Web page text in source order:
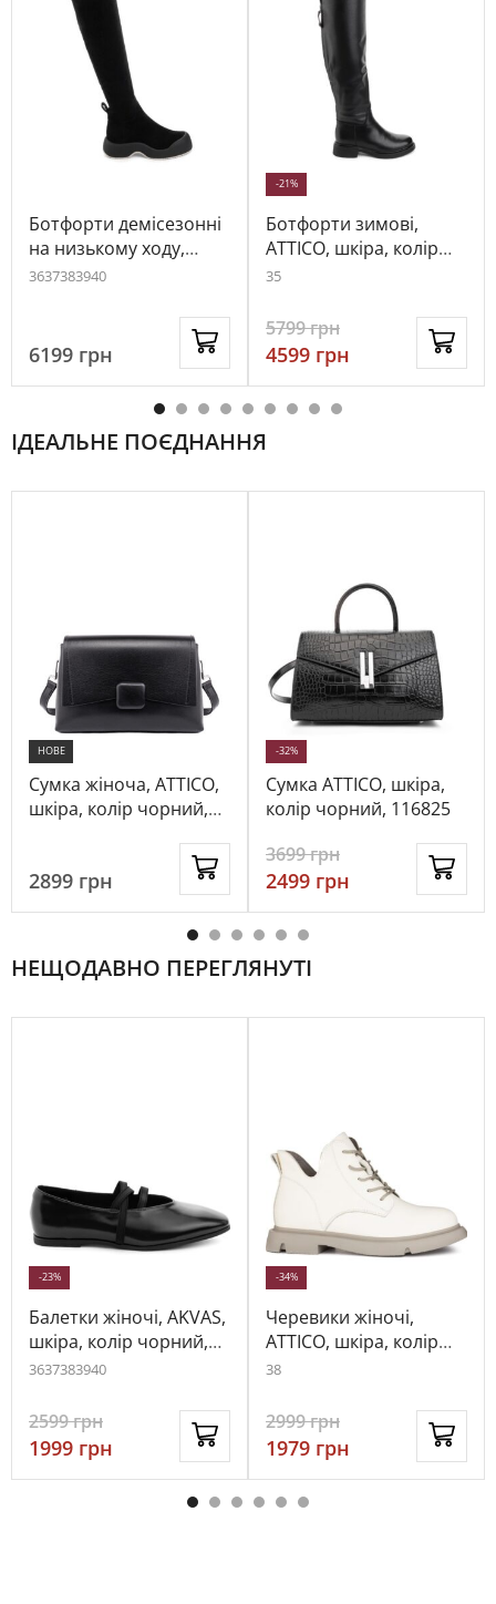
Ботфорти демісезонні
на низькому ходу,
ATTICO, замша, колір
3637383940
6199 грн
Ботфорти зимові,
ATTICO, шкіра, колір
чорний, 112673
-21%
35
5799грн
4599 грн
ІДЕАЛЬНЕ ПОЄДНАННЯ
НОВЕ
Сумка жіноча, ATTICO,
шкіра, колір чорний,
2899 грн
Сумка ATTICO, шкіра,
колір чорний, 116825
-32%
3699грн
2499 грн
НЕЩОДАВНО ПЕРЕГЛЯНУТІ
Балетки жіночі, AKVAS,
шкіра, колір чорний,
116477
-23%
3637383940
2599грн
1999 грн
Черевики жіночі,
ATTICO, шкіра, колір
кремовий, 104355
-34%
38
2999грн
1979 грн